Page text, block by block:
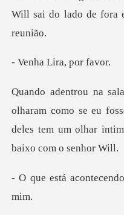
Lira, po
omo se eu
deles tem um olh